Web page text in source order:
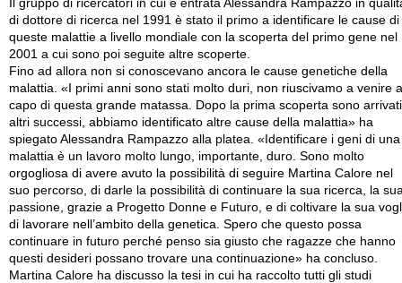
Il gruppo di ricercatori in cui è entrata Alessandra Rampazzo in
di dottore di ricerca nel 1991 è stato il primo a identificare le cause di
queste malattie a livello mondiale con la scoperta del primo gene nel
2001 a cui sono poi seguite altre scoperte.
Fino ad allora non si conoscevano ancora le cause genetiche della
malattia. «I primi anni sono stati molto duri, non riuscivamo a venire a
capo di questa grande matassa. Dopo la prima scoperta sono arrivati
altri successi, abbiamo identificato altre cause della malattia» ha
spiegato Alessandra Rampazzo alla platea. «Identificare i geni di una
malattia è un lavoro molto lungo, importante, duro. Sono molto
orgogliosa di avere avuto la possibilità di seguire Martina Calore nel
suo percorso, di darle la possibilità di continuare la sua ricerca, la
passione, grazie a Progetto Donne e Futuro, e di coltivare la sua
di lavorare nell’ambito della genetica. Spero che questo possa
continuare in futuro perché penso sia giusto che ragazze che hanno
questi desideri possano trovare una continuazione» ha concluso.
Martina Calore ha discusso la tesi in cui ha raccolto tutti gli studi